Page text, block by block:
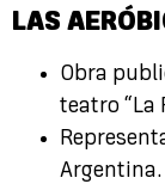
LAS
Obra
teatro “La
Argentina.